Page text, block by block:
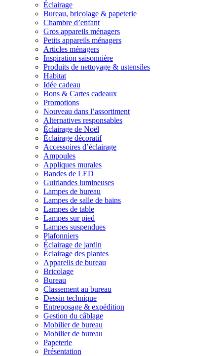
Éclairage
Bureau, bricolage & papeterie
Chambre d’enfant
Gros appareils ménagers
Petits appareils ménagers
Articles ménagers
Inspiration saisonnière
Produits de nettoyage & ustensiles
Habitat
Idée cadeau
Bons & Cartes cadeaux
Promotions
Nouveau dans l’assortiment
Alternatives responsables
Éclairage de Noël
Éclairage décoratif
Accessoires d’éclairage
Ampoules
Appliques murales
Bandes de LED
Guirlandes lumineuses
Lampes de bureau
Lampes de salle de bains
Lampes de table
Lampes sur pied
Lampes suspendues
Plafonniers
Éclairage de jardin
Éclairage des plantes
Appareils de bureau
Bricolage
Bureau
Classement au bureau
Dessin technique
Entreposage & expédition
Gestion du câblage
Mobilier de bureau
Mobilier de bureau
Papeterie
Présentation